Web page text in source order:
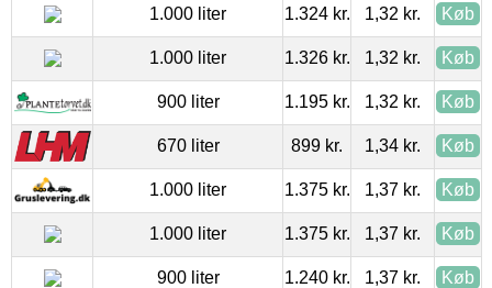
1.000 liter 1.324 kr. 1,32 kr. Køb
1.000 liter 1.326 kr. 1,32 kr. Køb
900 liter 1.195 kr. 1,32 kr. Køb
670 liter 899 kr. 1,34 kr. Køb
1.000 liter 1.375 kr. 1,37 kr. Køb
1.000 liter 1.375 kr. 1,37 kr. Køb
900 liter 1.240 kr. 1,37 kr. Køb